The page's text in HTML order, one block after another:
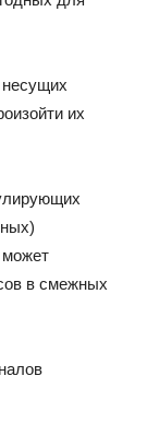
несущих
их
может
в смежных